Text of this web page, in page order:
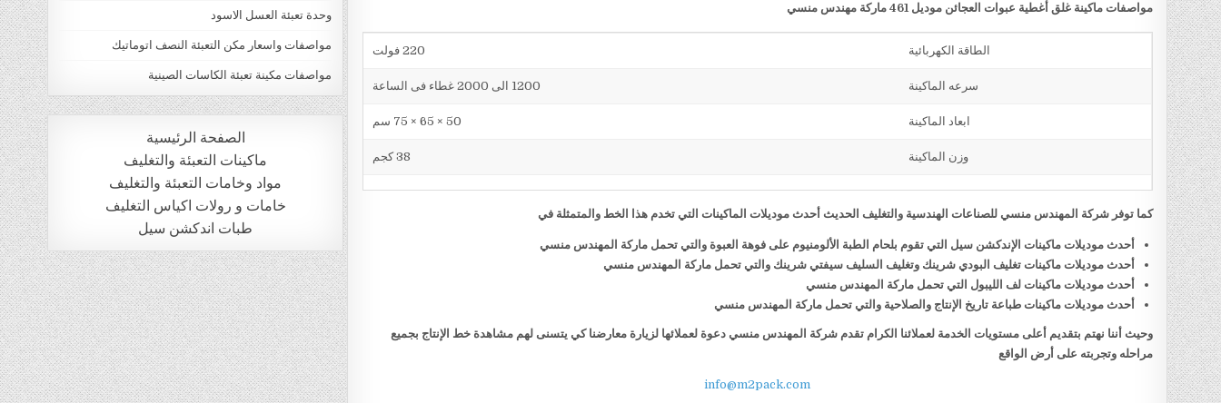
مواصفات ماكينة غلق أغطية عبوات العجائن موديل 461 ماركة مهندس منسي
الطاقة الكهربائية 220 فولت
سرعه الماكينة 1200 الى 2000 غطاء فى الساعة
ابعاد الماكينة 50 × 65 × 75 سم
وزن الماكينة 38 كجم
كما توفر شركة المهندس منسي للصناعات الهندسية والتغليف الحديث أحدث موديلات الماكينات التي تخدم هذا الخط والمتمثلة في
أحدث موديلات ماكينات الإندكشن سيل التي تقوم بلحام الطبة الألومنيوم على فوهة العبوة والتي تحمل ماركة المهندس منسي
أحدث موديلات ماكينات تغليف البودي شرينك وتغليف السليف سيفتي شرينك والتي تحمل ماركة المهندس منسي
أحدث موديلات ماكينات لف الليبول التي تحمل ماركة المهندس منسي
أحدث موديلات ماكينات طباعة تاريخ الإنتاج والصلاحية والتي تحمل ماركة المهندس منسي
وحيث أننا نهتم بتقديم أعلى مستويات الخدمة لعملائنا الكرام تقدم شركة المهندس منسي دعوة لعملائها لزيارة معارضنا كي يتسنى لهم مشاهدة خط الإنتاج بجميع
مراحله وتجربته على أرض الواقع
info@m2pack.com
وحدة تعبئة العسل الاسود
مواصفات واسعار مكن التعبئة النصف اتوماتيك
مواصفات مكينة تعبئة الكاسات الصينية
الصفحة الرئيسية
ماكينات التعبئة والتغليف
مواد وخامات التعبئة والتغليف
خامات و رولات اكياس التغليف
طبات اندكشن سيل